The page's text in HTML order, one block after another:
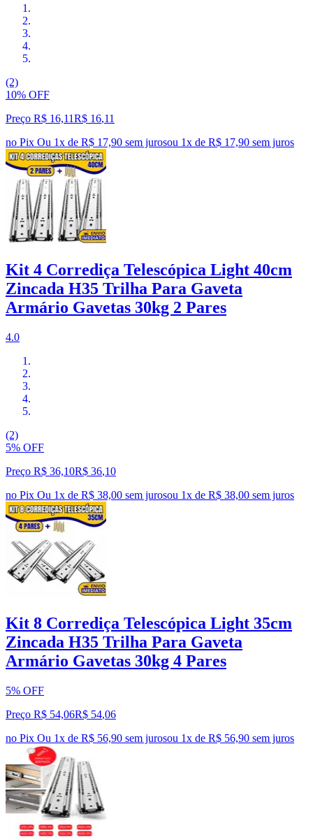
(2)
10% OFF
Preço R$ 16,11R$ 16,11
no Pix Ou 1x de R$ 17,90 sem jurosou 1x de R$ 17,90 sem juros
Kit 4 Corrediça Telescópica Light 40cm
Zincada H35 Trilha Para Gaveta
Armário Gavetas 30kg 2 Pares
4.0
(2)
5% OFF
Preço R$ 36,10R$ 36,10
no Pix Ou 1x de R$ 38,00 sem jurosou 1x de R$ 38,00 sem juros
Kit 8 Corrediça Telescópica Light 35cm
Zincada H35 Trilha Para Gaveta
Armário Gavetas 30kg 4 Pares
5% OFF
Preço R$ 54,06R$ 54,06
no Pix Ou 1x de R$ 56,90 sem jurosou 1x de R$ 56,90 sem juros